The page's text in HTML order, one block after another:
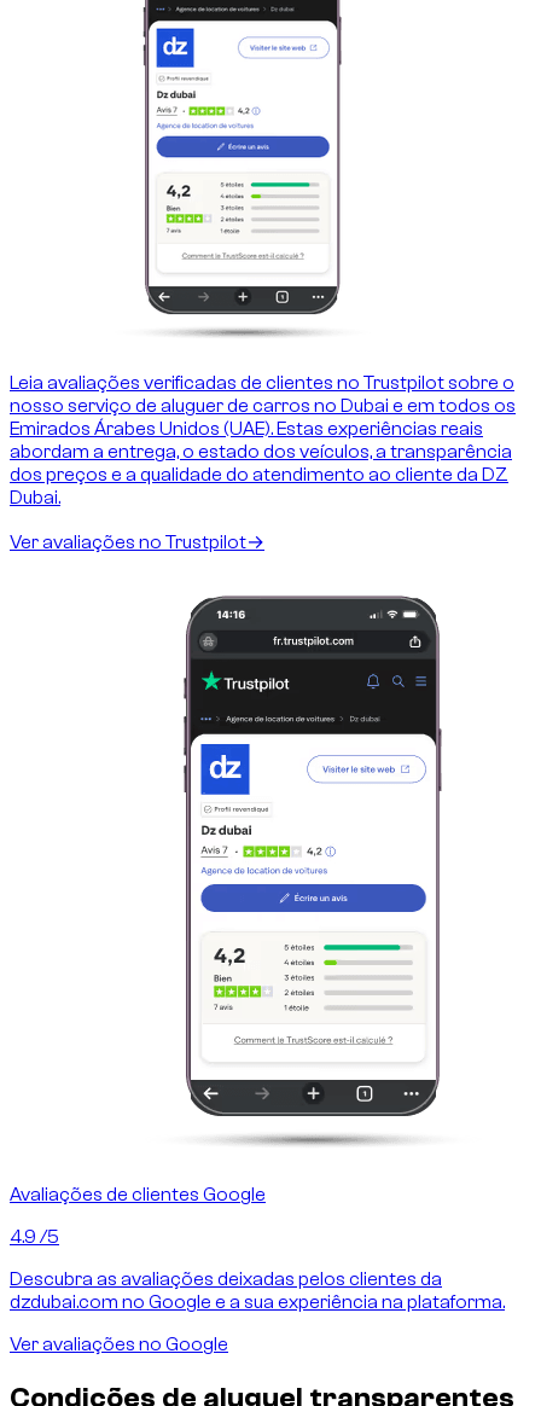
Leia avaliações verificadas de clientes no Trustpilot sobre o
nosso serviço de aluguer de carros no Dubai e em todos os
Emirados Árabes Unidos (UAE). Estas experiências reais
abordam a entrega, o estado dos veículos, a transparência
dos preços e a qualidade do atendimento ao cliente da DZ
Dubai.
Ver avaliações no Trustpilot→
Avaliações de clientes Google
4.9 /5
Descubra as avaliações deixadas pelos clientes da
dzdubai.com no Google e a sua experiência na plataforma.
Ver avaliações no Google
Condições de aluguel transparentes